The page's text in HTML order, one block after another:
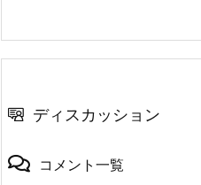
ディスカッション
コメント一覧